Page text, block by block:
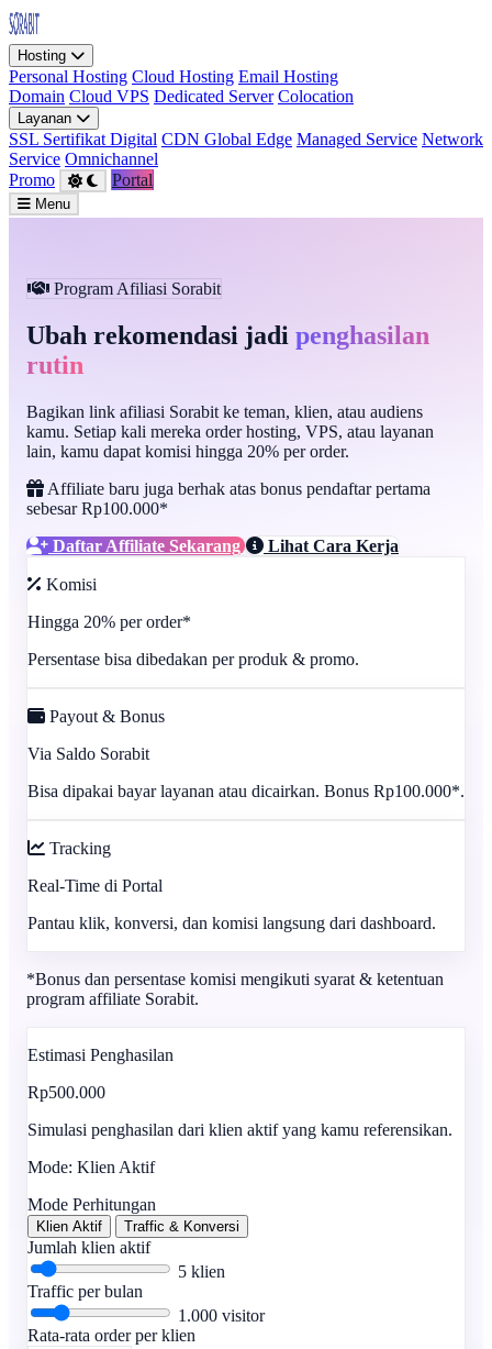
Hosting
Personal Hosting Cloud Hosting Email Hosting
Domain Cloud VPS Dedicated Server Colocation
Layanan
SSL Sertifikat Digital CDN Global Edge Managed Service Network
Service Omnichannel
Promo
Portal
Menu
Program Afiliasi Sorabit
Ubah rekomendasi jadi penghasilan
rutin
Bagikan link afiliasi Sorabit ke teman, klien, atau audiens
kamu. Setiap kali mereka order hosting, VPS, atau layanan
lain, kamu dapat komisi hingga 20% per order.
Affiliate baru juga berhak atas bonus pendaftar pertama
sebesar Rp100.000*
Daftar Affiliate Sekarang
Lihat Cara Kerja
Komisi
Hingga 20% per order*
Persentase bisa dibedakan per produk & promo.
Payout & Bonus
Via Saldo Sorabit
Bisa dipakai bayar layanan atau dicairkan. Bonus Rp100.000*.
Tracking
Real-Time di Portal
Pantau klik, konversi, dan komisi langsung dari dashboard.
*Bonus dan persentase komisi mengikuti syarat & ketentuan
program affiliate Sorabit.
Estimasi Penghasilan
Rp500.000
Simulasi penghasilan dari klien aktif yang kamu referensikan.
Mode: Klien Aktif
Mode Perhitungan
Klien Aktif Traffic & Konversi
Jumlah klien aktif
5 klien
Traffic per bulan
1.000 visitor
Rata-rata order per klien